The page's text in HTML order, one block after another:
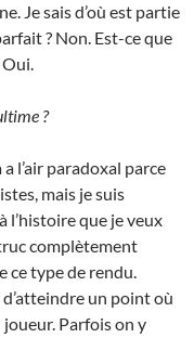
Je sais d’où est partie
? Non. Est-ce que
?
l’air paradoxal parce
mais je suis
l’histoire que je veux
complètement
ce type de rendu.
un point où
Parfois on y